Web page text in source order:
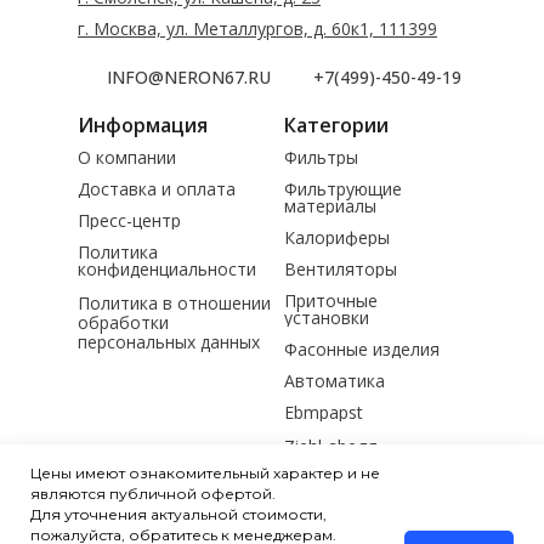
Цены имеют ознакомительный характер и не
являются публичной офертой.
Для уточнения актуальной стоимости,
пожалуйста, обратитесь к менеджерам.
Информация Категории
Фильтры
Доставка и оплата
Пресс-центр
О компании
INFO@NERON67.RU +7(499)-450-49-19
Политика
конфиденциальности
Политика в отношении
обработки
персональных данных
Фильтрующие
материалы
Вентиляторы
Калориферы
Ebmpapst
Приточные
установки
Фасонные изделия
Автоматика
Ziehl-abegg
Электродвигатели
Мотор-редукторы
г. Москва, ул. Металлургов, д. 60к1, 111399